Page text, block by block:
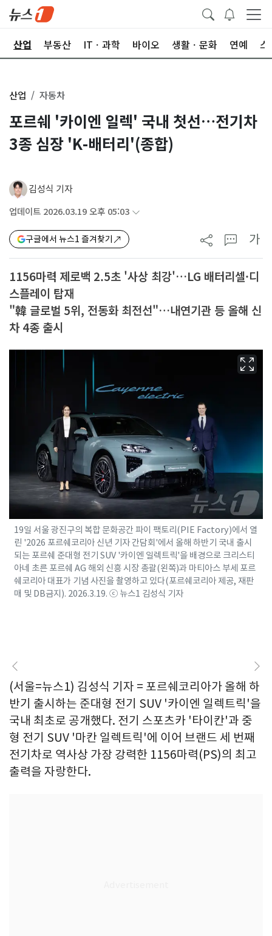
산업 부동산 ITㆍ과학 바이오 생활ㆍ문화 연예 스
산업 자동차
포르쉐 '카이엔 일렉' 국내 첫선…전기차
3종 심장 'K-배터리'(종합)
김성식 기자
업데이트 2026.03.19 오후 05:03
구글에서 뉴스1 즐겨찾기 가
1156마력 제로백 2.5초 '사상 최강'…LG 배터리셀·디
스플레이 탑재
"韓 글로벌 5위, 전동화 최전선"…내연기관 등 올해 신
차 4종 출시
19일 서울 광진구의 복합 문화공간 파이 팩토리(PIE Factory)에서 열
린 '2026 포르쉐코리아 신년 기자 간담회'에서 올해 하반기 국내 출시
되는 포르쉐 준대형 전기 SUV '카이엔 일렉트릭'을 배경으로 크리스티
아네 초른 포르쉐 AG 해외 신흥 시장 총괄(왼쪽)과 마티아스 부세 포르
쉐코리아 대표가 기념 사진을 촬영하고 있다(포르쉐코리아 제공, 재판
매 및 DB금지). 2026.3.19. ⓒ 뉴스1 김성식 기자
(서울=뉴스1) 김성식 기자 = 포르쉐코리아가 올해 하
반기 출시하는 준대형 전기 SUV '카이엔 일렉트릭'을
국내 최초로 공개했다. 전기 스포츠카 '타이칸'과 중
형 전기 SUV '마칸 일렉트릭'에 이어 브랜드 세 번째
전기차로 역사상 가장 강력한 1156마력(PS)의 최고
출력을 자랑한다.